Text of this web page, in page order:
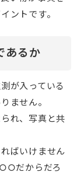
ントです。
あるか
が入っている
ません。
れ、写真と共
ばいけません
だからだろ